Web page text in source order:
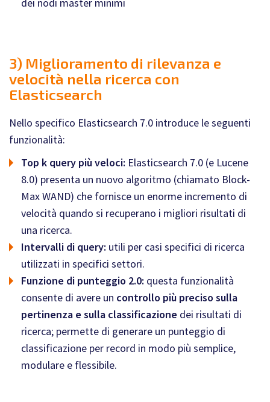
3) Miglioramento di rilevanza e
velocità nella ricerca con
Elasticsearch
Nello specifico Elasticsearch 7.0 introduce le seguenti
funzionalità:
Top k query più veloci: Elasticsearch 7.0 (e Lucene
8.0) presenta un nuovo algoritmo (chiamato Block-
Max WAND) che fornisce un enorme incremento di
velocità quando si recuperano i migliori risultati di
una ricerca.
Intervalli di query: utili per casi specifici di ricerca
utilizzati in specifici settori.
Funzione di punteggio 2.0: questa funzionalità
consente di avere un controllo più preciso sulla
pertinenza e sulla classificazione dei risultati di
ricerca; permette di generare un punteggio di
classificazione per record in modo più semplice,
modulare e flessibile.